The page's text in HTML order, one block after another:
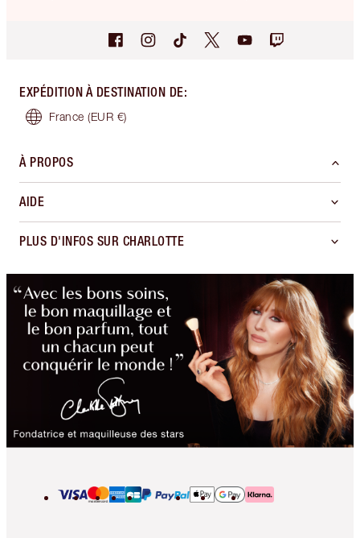
EXPÉDITION À DESTINATION DE:
France (EUR €)
À PROPOS
AIDE
PLUS D'INFOS SUR CHARLOTTE